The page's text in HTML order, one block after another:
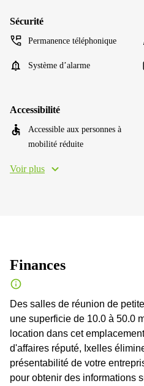
Sécurité
Permanence téléphonique
Système d’alarme
Accessibilité
Accessible aux personnes à
mobilité réduite
Voir plus
Finances
Des salles de réunion de
une superficie de 10.0 à 50.0
location dans cet
d'affaires réputé, Ixelles
présentabilité de votre
pour obtenir des informations